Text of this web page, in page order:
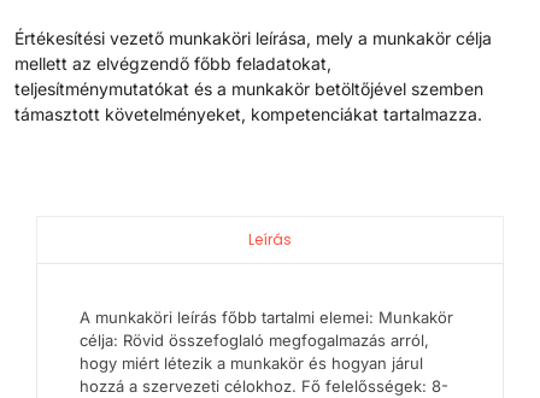
Értékesítési vezető munkaköri leírása, mely a munkakör célja
mellett az elvégzendő főbb feladatokat,
teljesítménymutatókat és a munkakör betöltőjével szemben
támasztott követelményeket, kompetenciákat tartalmazza.
Leírás
A munkaköri leírás főbb tartalmi elemei: Munkakör
célja: Rövid összefoglaló megfogalmazás arról,
hogy miért létezik a munkakör és hogyan járul
hozzá a szervezeti célokhoz. Fő felelősségek: 8-